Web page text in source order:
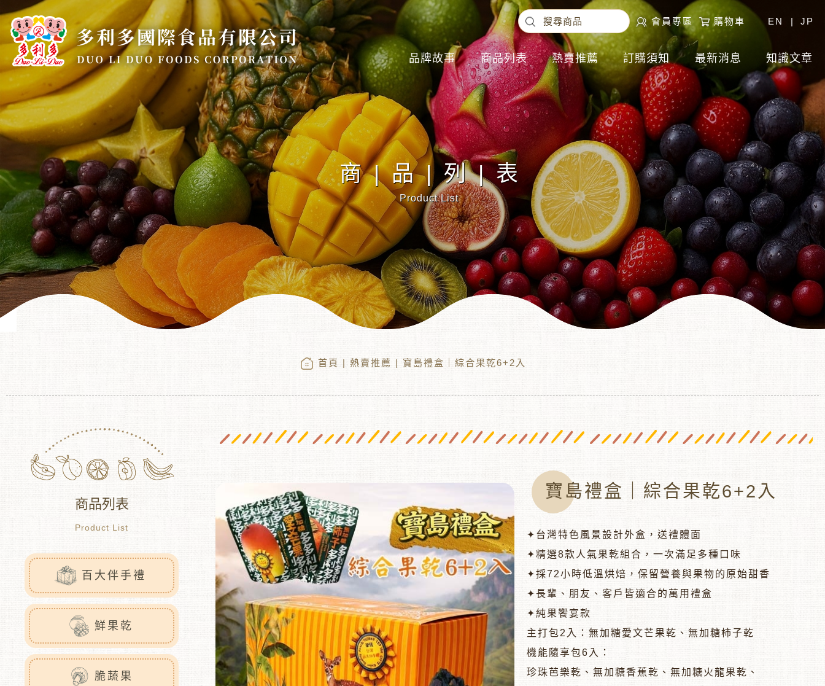
會員專區 購物車 EN | JP
品牌故事 商品列表 熱賣推薦 訂購須知 最新消息 知識文章
商|品|列|表
Product List
首頁 | 熱賣推薦 | 寶島禮盒｜綜合果乾6+2入
商品列表
Product List
百大伴手禮
鮮果乾
脆蔬果
寶島禮盒｜綜合果乾6+2入
✦台灣特色風景設計外盒，送禮體面
✦精選8款人氣果乾組合，一次滿足多種口味
✦採72小時低溫烘焙，保留營養與果物的原始甜香
✦長輩、朋友、客戶皆適合的萬用禮盒
✦純果饗宴款
主打包2入：無加糖愛文芒果乾、無加糖柿子乾
機能隨享包6入：
珍珠芭樂乾、無加糖香蕉乾、無加糖火龍果乾、